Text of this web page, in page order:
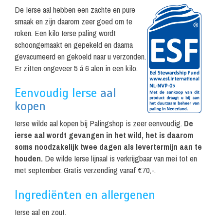
De Ierse aal hebben een zachte en pure
smaak en zijn daarom zeer goed om te
roken. Een kilo Ierse paling wordt
schoongemaakt en gepekeld en daarna
gevacumeerd en gekoeld naar u verzonden.
Er zitten ongeveer 5 á 6 alen in een kilo.
Eenvoudig Ierse aal
kopen
Ierse wilde aal kopen bij Palingshop is zeer eenvoudig. De
ierse aal wordt gevangen in het wild, het is daarom
soms noodzakelijk twee dagen als levertermijn aan te
houden. De wilde Ierse lijnaal is verkrijgbaar van mei tot en
met september. Gratis verzending vanaf €70,-.
Ingrediënten en allergenen
Ierse aal en zout.